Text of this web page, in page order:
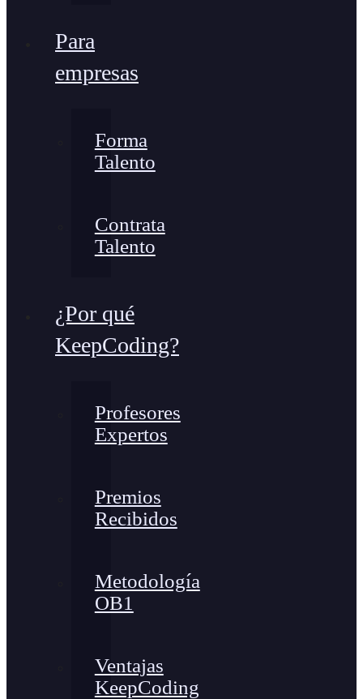
Para
empresas
Forma
Talento
Contrata
Talento
¿Por qué
KeepCoding?
Profesores
Expertos
Premios
Recibidos
Metodología
OB1
Ventajas
KeepCoding